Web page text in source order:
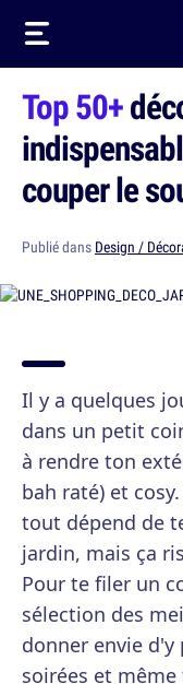
Top 50+
couper le
Publié dans Design /
Il y a quelques
dans un petit
à rendre ton
bah raté) et
tout dépend de
jardin, mais ça
Pour te filer un
sélection des
donner envie d'y
soirées et